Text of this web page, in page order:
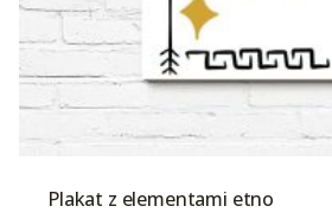
Plakat z elementami etno